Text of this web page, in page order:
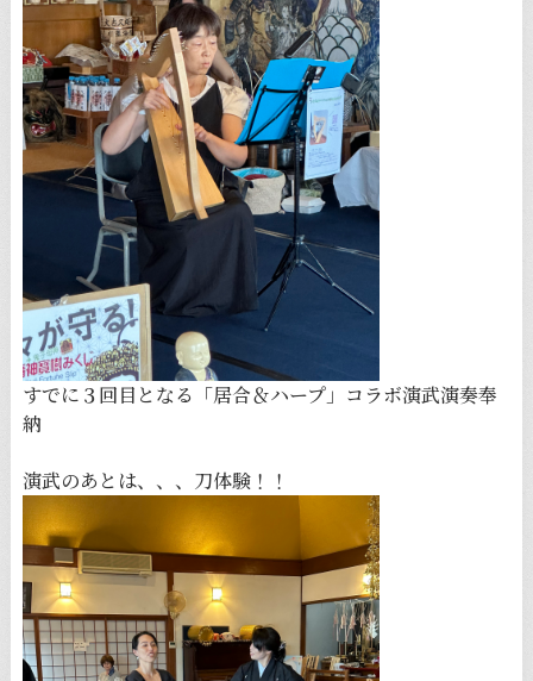
すでに３回目となる「居合＆ハープ」コラボ演武演奏奉
納
演武のあとは、、、刀体験！！